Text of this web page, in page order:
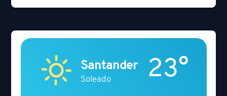
Santander
Soleado 23°